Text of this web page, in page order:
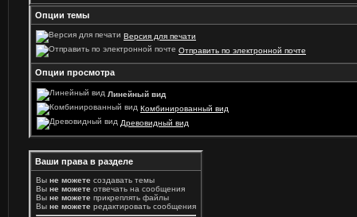
Опции темы
Версия для печати
Отправить по электронной почте
Опции просмотра
Линейный вид
Комбинированный вид
Древовидный вид
Ваши права в разделе
Вы не можете создавать темы
Вы не можете отвечать на сообщения
Вы не можете прикреплять файлы
Вы не можете редактировать сообщения